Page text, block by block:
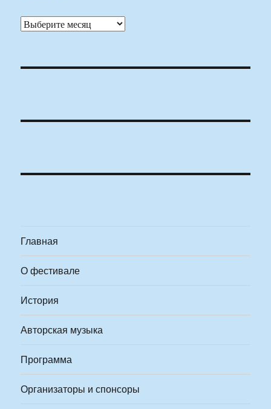
Архивы
Главная
О фестивале
История
Авторская музыка
Программа
Организаторы и спонсоры